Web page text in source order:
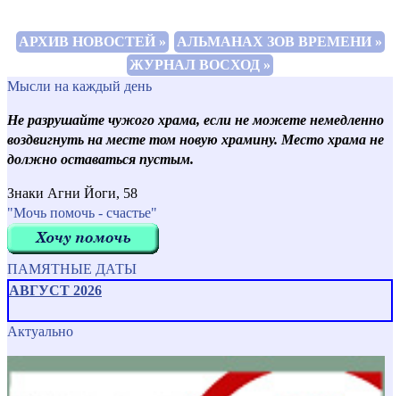
АРХИВ НОВОСТЕЙ »
АЛЬМАНАХ ЗОВ ВРЕМЕНИ »
ЖУРНАЛ ВОСХОД »
Мысли на каждый день
Не разрушайте чужого храма, если не можете немедленно
воздвигнуть на месте том новую храмину. Место храма не
должно оставаться пустым.
Знаки Агни Йоги, 58
"Мочь помочь - счастье"
ПАМЯТНЫЕ ДАТЫ
АВГУСТ 2026
Актуально